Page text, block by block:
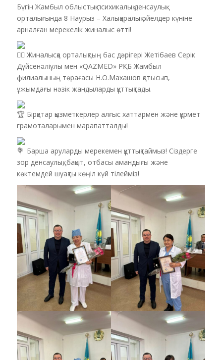
Бүгін Жамбыл облыстық психикалық денсаулық
орталығында 8 Наурыз – Халықаралық әйелдер күніне
арналған мерекелік жиналыс өтті!
Жиналысқа орталықтың бас дәрігері Жетібаев Серік
Дүйсенәліұлы мен «QAZMED» РҚБ Жамбыл
филиалының төрағасы Н.О.Махашов қатысып,
ұжымдағы нәзік жандыларды құттықтады.
Бірқатар қызметкерлер алғыс хаттармен және құрмет
грамоталарымен марапатталды!
Барша аруларды мерекемен құттықтаймыз! Сіздерге
зор денсаулық, бақыт, отбасы амандығы және
көктемдей шуақты көңіл күй тілейміз!